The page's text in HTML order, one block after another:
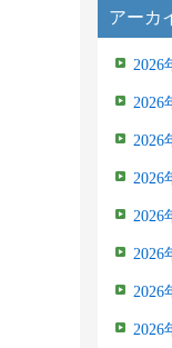
アーカ
2026
2026
2026
2026
2026
2026
2026
2026